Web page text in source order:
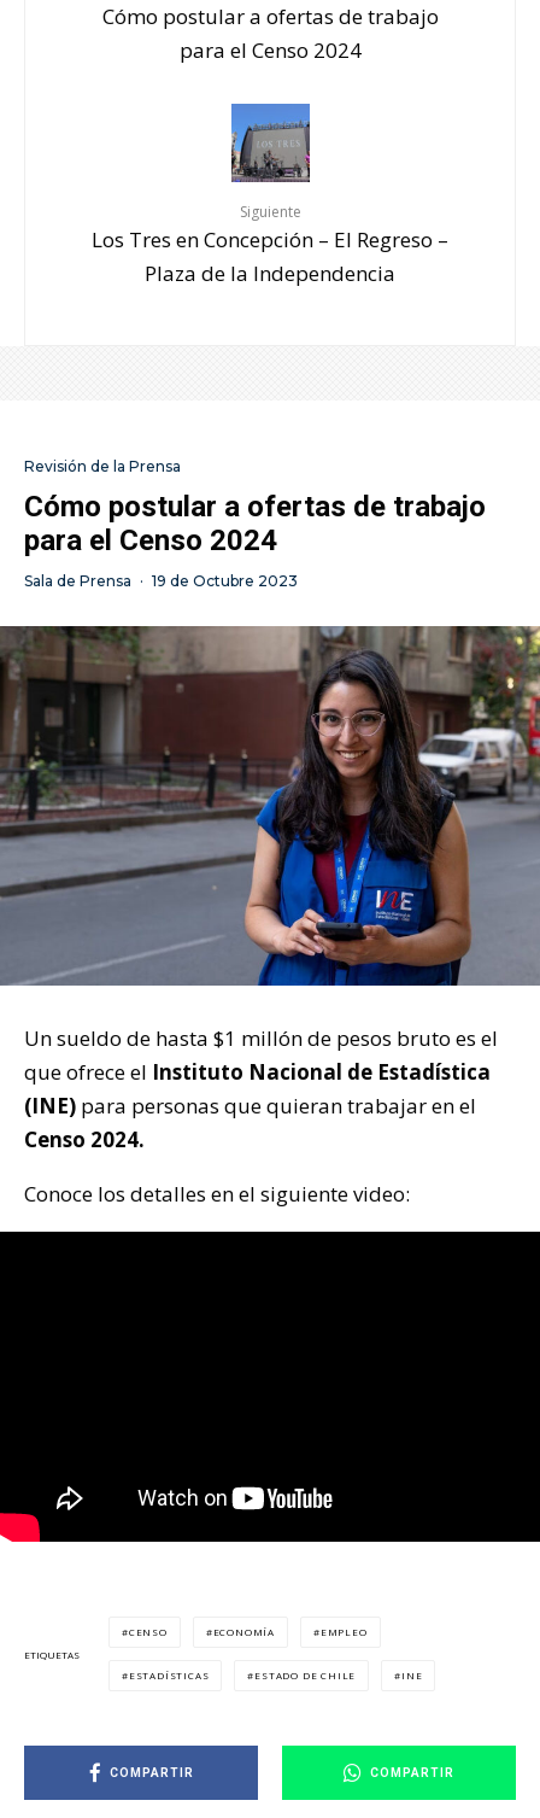
Cómo postular a ofertas de trabajo
para el Censo 2024
Siguiente
Los Tres en Concepción – El Regreso –
Plaza de la Independencia
Revisión de la Prensa
Cómo postular a ofertas de trabajo
para el Censo 2024
Sala de Prensa · 19 de Octubre 2023
Un sueldo de hasta $1 millón de pesos bruto es el
que ofrece el Instituto Nacional de Estadística
(INE) para personas que quieran trabajar en el
Censo 2024.
Conoce los detalles en el siguiente video:
ETIQUETAS
CENSO ECONOMÍA EMPLEO
ESTADÍSTICAS ESTADO DE CHILE INE
COMPARTIR COMPARTIR